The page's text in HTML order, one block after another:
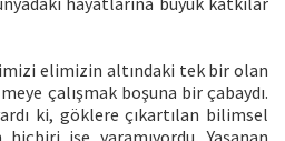
elimizin altındaki tek bir olan
çalışmak boşuna bir çabaydı.
ki, göklere çıkartılan bilimsel